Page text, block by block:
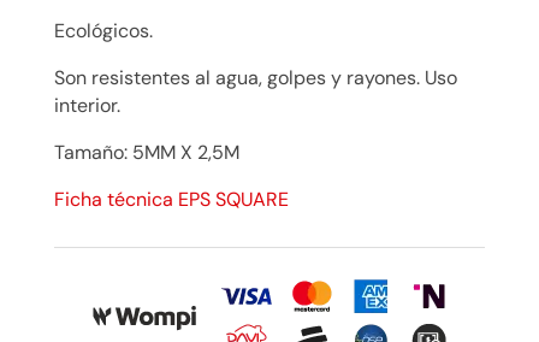
cantidad
Ecológicos.
Son resistentes al agua, golpes y rayones. Uso
interior.
Tamaño: 5MM X 2,5M
Ficha técnica EPS SQUARE